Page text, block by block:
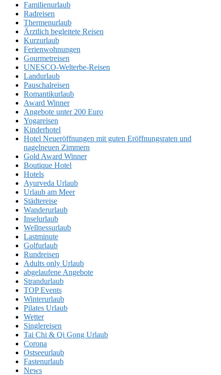
Familienurlaub
Radreisen
Thermenurlaub
Ärztlich begleitete Reisen
Kurzurlaub
Ferienwohnungen
Gourmetreisen
UNESCO-Welterbe-Reisen
Landurlaub
Pauschalreisen
Romantikurlaub
Award Winner
Angebote unter 200 Euro
Yogareisen
Kinderhotel
Hotel Neueröffnungen mit guten Eröffnungsraten und
nagelneuen Zimmern
Gold Award Winner
Boutique Hotel
Hotels
Ayurveda Urlaub
Urlaub am Meer
Städtereise
Wanderurlaub
Inselurlaub
Wellnessurlaub
Lastminute
Golfurlaub
Rundreisen
Adults only Urlaub
abgelaufene Angebote
Strandurlaub
TOP Events
Winterurlaub
Pilates Urlaub
Wetter
Singlereisen
Tai Chi & Qi Gong Urlaub
Corona
Ostseeurlaub
Fastenurlaub
News